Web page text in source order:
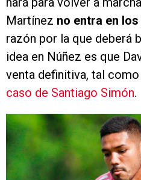
Martínez no entra en
razón por la que deberá
idea en Núñez es que
venta definitiva, tal
caso de Santiago Simón.